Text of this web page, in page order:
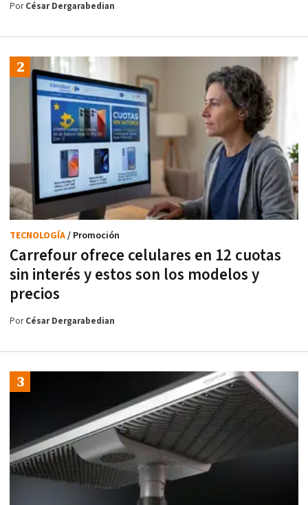
PorCésar Dergarabedian
Carrefour ofrece celulares en 12 cuotas
sin interés y estos son los modelos y
precios
TECNOLOGÍA/ Promoción
PorCésar Dergarabedian